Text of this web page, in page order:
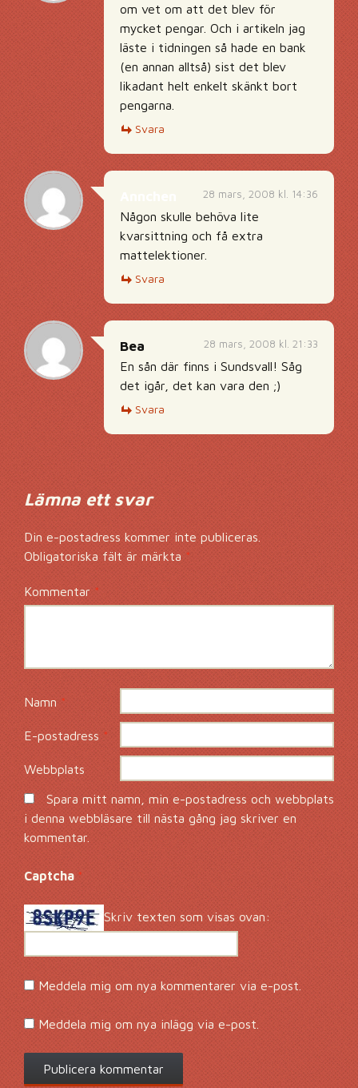
om vet om att det blev för
mycket pengar. Och i artikeln jag
läste i tidningen så hade en bank
(en annan alltså) sist det blev
likadant helt enkelt skänkt bort
pengarna.
Svara
28 mars, 2008 kl. 14:36
Någon skulle behöva lite
kvarsittning och få extra
mattelektioner.
Svara
28 mars, 2008 kl. 21:33
Bea
En sån där finns i Sundsvall! Såg
det igår, det kan vara den ;)
Svara
Lämna ett svar
Din e-postadress kommer inte publiceras.
Obligatoriska fält är märkta*
Kommentar*
Namn*
E-postadress*
Webbplats
Spara mitt namn, min e-postadress och webbplats
i denna webbläsare till nästa gång jag skriver en
kommentar.
Captcha *
Skriv texten som visas ovan:
Meddela mig om nya kommentarer via e-post.
Meddela mig om nya inlägg via e-post.